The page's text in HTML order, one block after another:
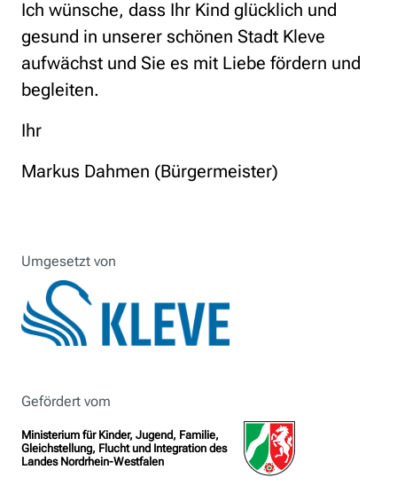
Ich wünsche, dass Ihr Kind glücklich und
gesund in unserer schönen Stadt Kleve
aufwächst und Sie es mit Liebe fördern und
begleiten.
Ihr
Markus Dahmen (Bürgermeister)
Umgesetzt von
Gefördert vom
Ministerium für Kinder, Jugend, Familie,
Gleichstellung, Flucht und Integration des
Landes Nordrhein-Westfalen